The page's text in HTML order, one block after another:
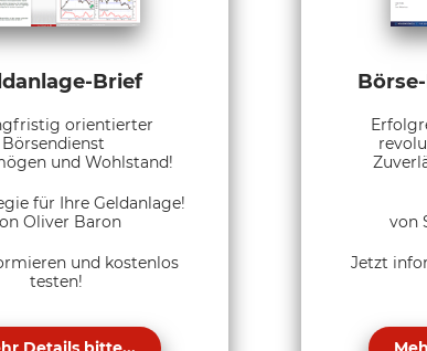
Brief
orientierter
Börsendienst
und Wohlstand!
für Ihre Geldanlage!
Oliver Baron
und kostenlos
testen!
von
Jetzt